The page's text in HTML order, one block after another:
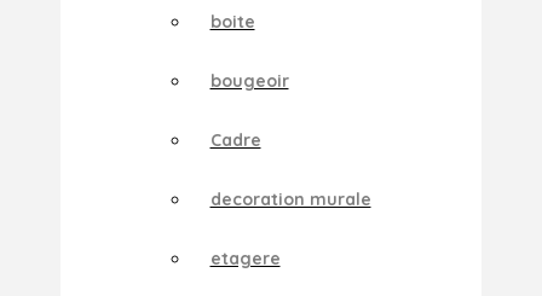
boite
bougeoir
Cadre
decoration murale
etagere